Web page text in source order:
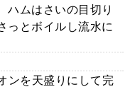
ハムはさいの目切り
っとボイルし流水に
を天盛りにして完